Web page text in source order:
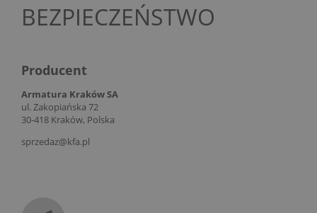
BEZPIECZEŃSTWO
Producent
Armatura Kraków SA
ul. Zakopiańska 72
30-418 Kraków, Polska
sprzedaz@kfa.pl